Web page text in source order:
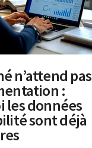
n’attend pas
:
les données
sont déjà